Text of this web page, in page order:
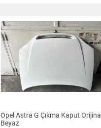
Opel Astra G Çıkma Kaput Orijinal
Beyaz